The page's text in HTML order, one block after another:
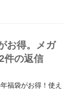
お得。メガ
件の返信
福袋がお得！使え